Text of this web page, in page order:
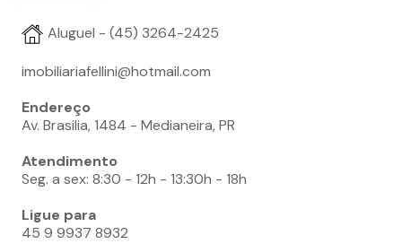
Aluguel - (45) 3264-2425
imobiliariafellini@hotmail.com
Endereço
Av. Brasilia, 1484 - Medianeira, PR
Atendimento
Seg. a sex: 8:30 - 12h - 13:30h - 18h
Ligue para
45 9 9937 8932